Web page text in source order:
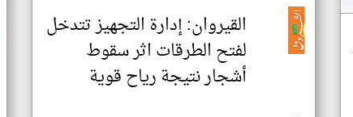
القيروان: إدارة التجهيز تتدخل
لفتح الطرقات اثر سقوط
أشجار نتيجة رياح قوية